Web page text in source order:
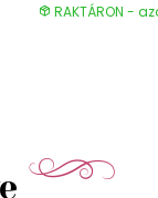
RAKTÁRON -